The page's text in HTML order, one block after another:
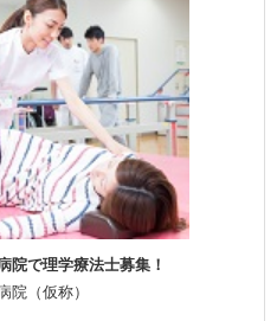
院で理学療法士募集！
院（仮称）